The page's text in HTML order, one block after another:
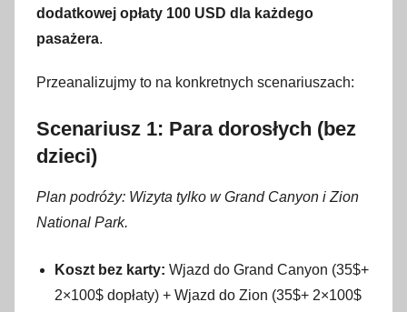
dodatkowej opłaty 100 USD dla każdego
pasażera.
Przeanalizujmy to na konkretnych scenariuszach:
Scenariusz 1: Para dorosłych (bez
dzieci)
Plan podróży: Wizyta tylko w Grand Canyon i Zion
National Park.
Koszt bez karty: Wjazd do Grand Canyon (35$+
2×100$ dopłaty) + Wjazd do Zion (35$+ 2×100$